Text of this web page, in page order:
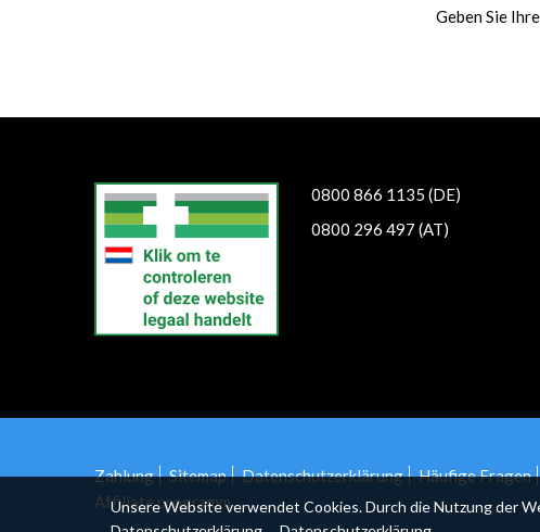
Geben Sie
0800 866 1135 (DE)
0800 296 497 (AT)
Zahlung Sitemap Datenschutzerklärung Häufige Fragen
Affiliate programm
Unsere Website verwendet Cookies. Durch die Nutzung der